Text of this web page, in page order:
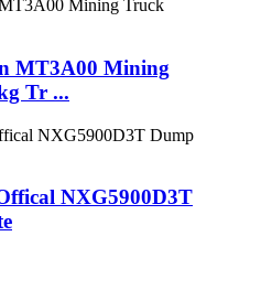
MT3A00 Mining
Tr ...
NXG5900D3T